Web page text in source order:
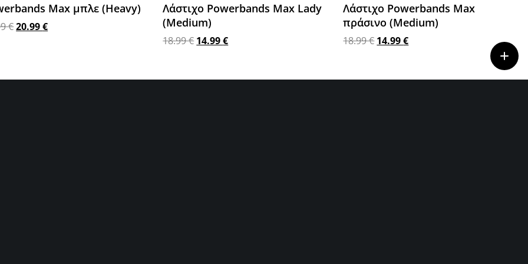
Max μπλε (Heavy)
€20.99€
Λάστιχο Powerbands Max Lady
(Medium)
18.99€ 14.99€
Λάστιχο Powerbands Max
πράσινο (Medium)
18.99€ 14.99€